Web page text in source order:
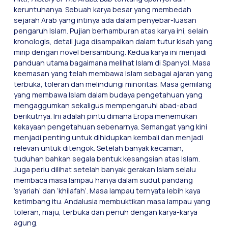
keruntuhanya. Sebuah karya besar yang membedah
sejarah Arab yang intinya ada dalam penyebar-luasan
pengaruh Islam. Pujian berhamburan atas karya ini, selain
kronologis, detail juga disampaikan dalam tutur kisah yang
mirip dengan novel bersambung. Kedua karya ini menjadi
panduan utama bagaimana melihat Islam di Spanyol. Masa
keemasan yang telah membawa Islam sebagai ajaran yang
terbuka, toleran dan melindungi minoritas. Masa gemilang
yang membawa Islam dalam budaya pengetahuan yang
mengaggumkan sekaligus mempengaruhi abad-abad
berikutnya. Ini adalah pintu dimana Eropa menemukan
kekayaan pengetahuan sebenarnya. Semangat yang kini
menjadi penting untuk dihidupkan kembali dan menjadi
relevan untuk ditengok. Setelah banyak kecaman,
tuduhan bahkan segala bentuk kesangsian atas Islam.
Juga perlu dilihat setelah banyak gerakan Islam selalu
membaca masa lampau hanya dalam sudut pandang
’syariah’ dan ’khilafah’. Masa lampau ternyata lebih kaya
ketimbang itu. Andalusia membuktikan masa lampau yang
toleran, maju, terbuka dan penuh dengan karya-karya
agung.